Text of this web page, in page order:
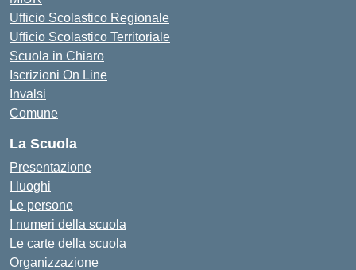
Ufficio Scolastico Regionale
Ufficio Scolastico Territoriale
Scuola in Chiaro
Iscrizioni On Line
Invalsi
Comune
La Scuola
Presentazione
I luoghi
Le persone
I numeri della scuola
Le carte della scuola
Organizzazione